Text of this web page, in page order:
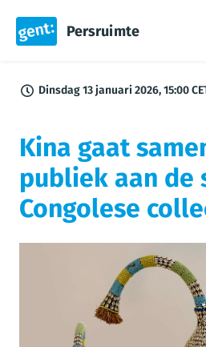
Persruimte
Dinsdag 13 januari 2026, 15:00
Kina gaat
publiek aan de
Congolese